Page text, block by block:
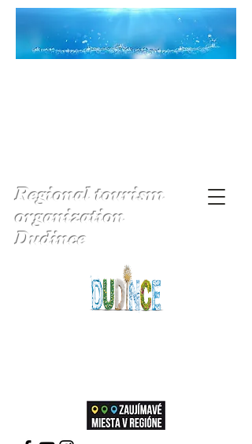
Regional tourism
organization
Dudince